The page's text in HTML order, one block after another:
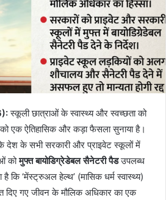
स्कूली छात्राओं के स्वास्थ्य और स्वच्छता को
एक ऐतिहासिक और कड़ा फैसला सुनाया है।
देश के सभी सरकारी और प्राइवेट स्कूलों में
कोमुफ्त बायोडिग्रेडेबल सैनेटरी पैडउपलब्ध
है कि ‘मेंस्ट्रुअल हेल्थ’ (मासिक धर्म स्वास्थ्य)
गए जीवन के मौलिक अधिकार का एक